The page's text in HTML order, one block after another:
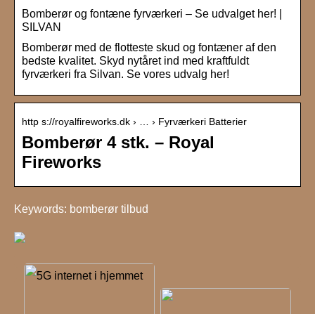
Bomberør og fontæne fyrværkeri – Se udvalget her! |
SILVAN
Bomberør med de flotteste skud og fontæner af den
bedste kvalitet. Skyd nytåret ind med kraftfuldt
fyrværkeri fra Silvan. Se vores udvalg her!
http s://royalfireworks.dk › … › Fyrværkeri Batterier
Bomberør 4 stk. – Royal
Fireworks
Keywords: bomberør tilbud